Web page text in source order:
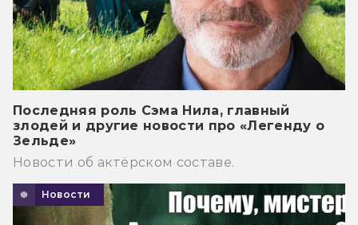
Последняя роль Сэма Нила, главный
злодей и другие новости про «Легенду о
Зельде»
Новости об актёрском составе.
Новости